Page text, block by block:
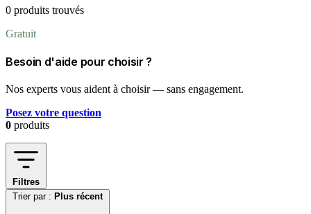
0 produits trouvés
Gratuit
Besoin d'aide pour choisir ?
Nos experts vous aident à choisir — sans engagement.
Posez votre question
0 produits
Filtres
Trier par : Plus récent